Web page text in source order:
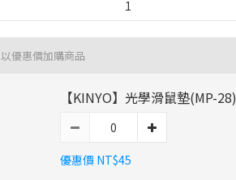
以優惠價加購商品
【KINYO】光學滑鼠墊(MP-28)
優惠價 NT$45